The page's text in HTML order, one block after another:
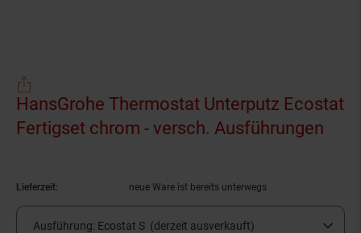
HansGrohe Thermostat Unterputz Ecostat
Fertigset chrom - versch. Ausführungen
Lieferzeit: neue Ware ist bereits unterwegs
Ausführung: Ecostat S (derzeit ausverkauft)